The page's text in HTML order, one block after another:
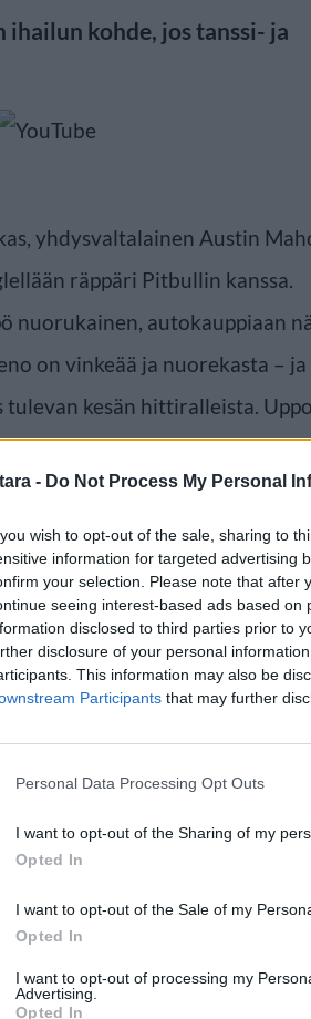
- Do Not Process My Personal
wish to opt-out of the sale, sharing to
information for targeted advertising
your selection. Please note that after
seeing interest-based ads based
disclosed to third parties prior to
disclosure of your personal
This information may also be
Participants that may further
Personal Data Processing Opt Outs
I want to opt-out of the Sharing of my
Opted In
I want to opt-out of the Sale of my
Opted In
I want to opt-out of processing my
Advertising.
Opted In
kohde, jos tanssi- ja
yhdysvaltalainen Austin
räppäri Pitbullin kanssa.
nuorukainen, autokauppiaan
on vinkeää ja nuorekasta – ja
tulevan kesän hittiralleista.
mennessä video on saanut jo
YouTubessa.